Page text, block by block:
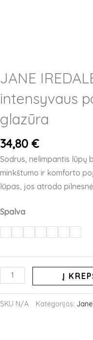
JANE
intensyvaus
glazūra
34,80 €
Sodrus, nelimpantis lūpų
minkštumo ir komforto
lūpas, jos atrodo
Spalva
produkto
intensyvaus
lūpų
Į
SKU N/A Kategorijos: